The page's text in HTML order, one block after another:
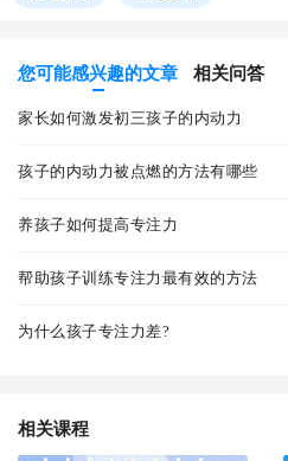
您可能感兴趣的文章 相关问答
家长如何激发初三孩子的内动力
孩子的内动力被点燃的方法有哪些
养孩子如何提高专注力
帮助孩子训练专注力最有效的方法
为什么孩子专注力差?
相关课程